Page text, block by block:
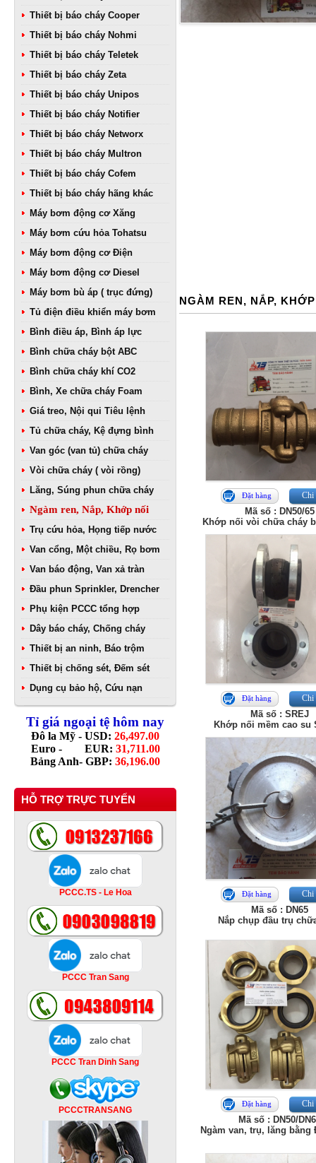
Thiết bị báo cháy Cooper
Thiết bị báo cháy Nohmi
Thiết bị báo cháy Teletek
Thiết bị báo cháy Zeta
Thiết bị báo cháy Unipos
Thiết bị báo cháy Notifier
Thiết bị báo cháy Networx
Thiết bị báo cháy Multron
Thiết bị báo cháy Cofem
Thiết bị báo cháy hãng khác
Máy bơm động cơ Xăng
Máy bơm cứu hỏa Tohatsu
Máy bơm động cơ Điện
Máy bơm động cơ Diesel
Máy bơm bù áp ( trục đứng)
Tủ điện điều khiển máy bơm
Bình điều áp, Bình áp lực
Bình chữa cháy bột ABC
Bình chữa cháy khí CO2
Bình, Xe chữa cháy Foam
Giá treo, Nội qui Tiêu lệnh
Tủ chữa cháy, Kệ đựng bình
Van góc (van tủ) chữa cháy
Vòi chữa cháy ( vòi rồng)
Lăng, Súng phun chữa cháy
Ngàm ren, Nắp, Khớp nối
Trụ cứu hỏa, Họng tiếp nước
Van cổng, Một chiều, Rọ bơm
Van báo động, Van xả tràn
Đầu phun Sprinkler, Drencher
Phụ kiện PCCC tổng hợp
Dây báo cháy, Chống cháy
Thiết bị an ninh, Báo trộm
Thiết bị chống sét, Đếm sét
Dụng cụ bảo hộ, Cứu nạn
Tỉ giá ngoại tệ hôm nay
Đô la Mỹ - USD: 26,497.00
Euro - EUR: 31,711.00
Bảng Anh- GBP: 36,196.00
HỖ TRỢ TRỰC TUYẾN
PCCC.TS - Le Hoa
PCCC Tran Sang
PCCC Tran Dinh Sang
PCCCTRANSANG
NGÀM REN, NẮP,
Đặt hàng Chi
Mã số : DN50/65
Khớp nối vòi chữa cháy
Đặt hàng Chi
Mã số : SREJ
Khớp nối mềm cao su
Đặt hàng Chi
Mã số : DN65
Nắp chụp đầu trụ
Đặt hàng Chi
Mã số : DN50/
Ngàm van, trụ, lăng bằng